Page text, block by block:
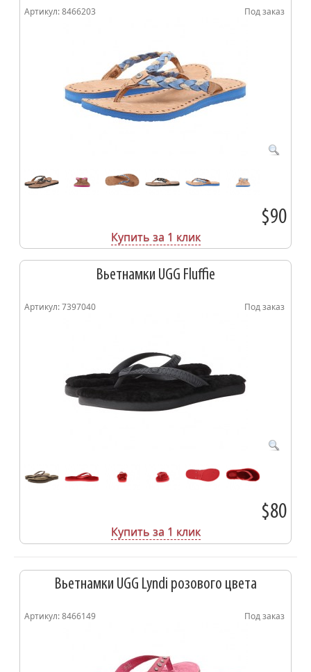
Артикул: 8466203 Под заказ
$90
Купить за 1 клик
Вьетнамки UGG Fluffie
Артикул: 7397040 Под заказ
$80
Купить за 1 клик
Вьетнамки UGG Lyndi розового цвета
Артикул: 8466149 Под заказ